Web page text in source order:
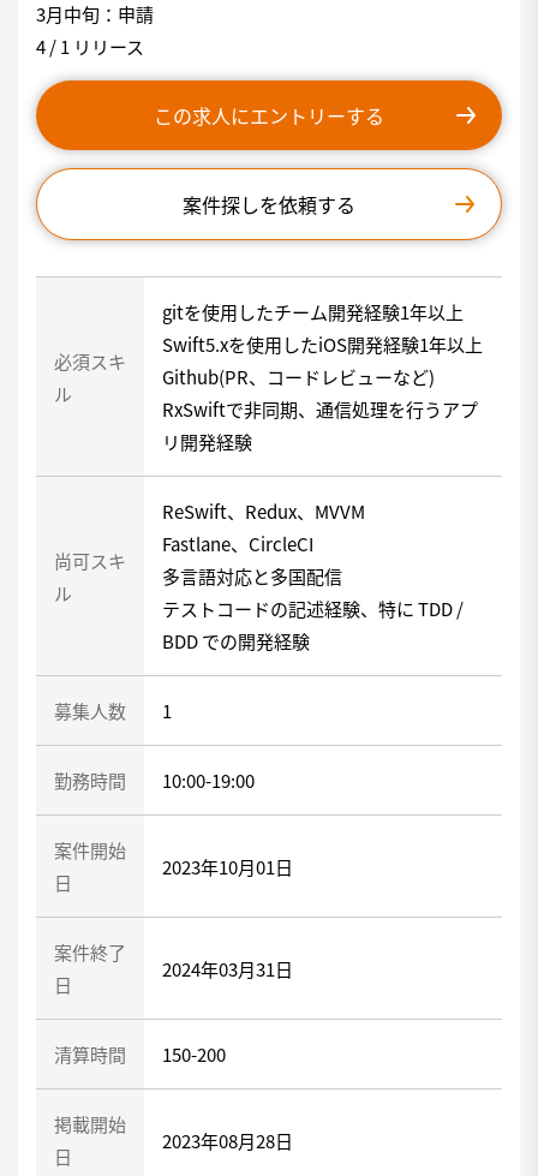
3月中旬：申請
4 / 1 リリース
この求人にエントリーする
案件探しを依頼する
必須スキ
ル
gitを使用したチーム開発経験1年以上
Swift5.xを使用したiOS開発経験1年以上
Github(PR、コードレビューなど)
RxSwiftで非同期、通信処理を行うアプ
リ開発経験
尚可スキ
ル
ReSwift、Redux、MVVM
Fastlane、CircleCI
多言語対応と多国配信
テストコードの記述経験、特に TDD /
BDD での開発経験
募集人数 1
勤務時間 10:00-19:00
案件開始
日
2023年10月01日
案件終了
日
2024年03月31日
清算時間 150-200
掲載開始
日
2023年08月28日